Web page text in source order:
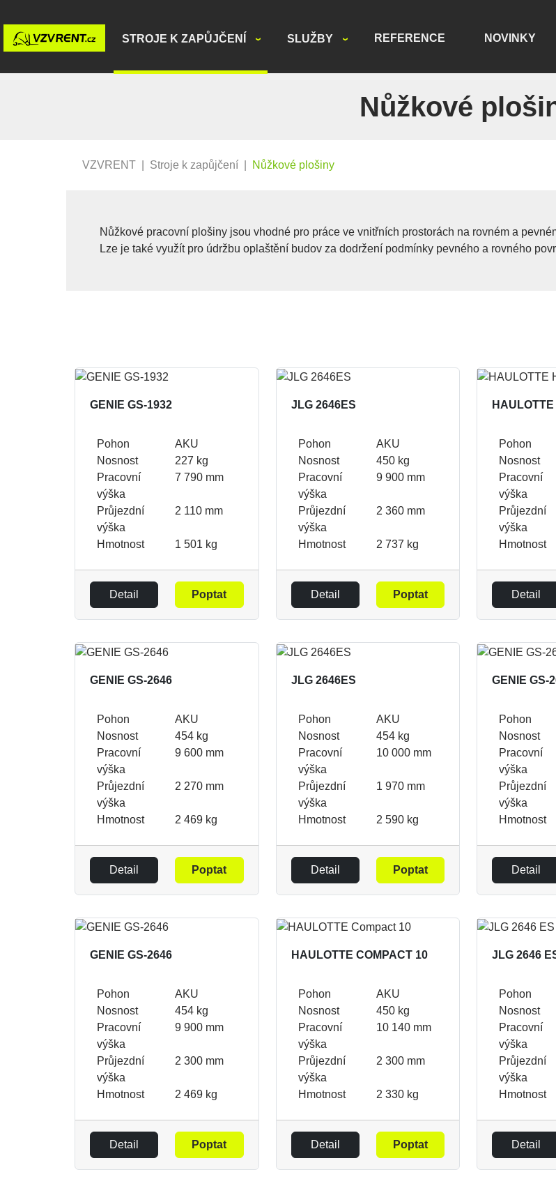
STROJE K ZAPŮJČENÍ SLUŽBY REFERENCE NOVINKY
Nůžkové
VZVRENT Stroje k zapůjčení Nůžkové plošiny
Nůžkové pracovní plošiny jsou vhodné pro práce ve vnitřních prostorách na rovném a
Lze je také využít pro údržbu oplaštění budov za dodržení podmínky pevného a rovného
GENIE GS-1932
Pohon
AKU
Nosnost
227 kg
Pracovní
výška
7 790 mm
Průjezdní
výška
2 110 mm
Hmotnost 1 501 kg
Detail Poptat
JLG 2646ES
Pohon
AKU
Nosnost
450 kg
Pracovní
výška
9 900 mm
Průjezdní
výška
2 360 mm
Hmotnost 2 737 kg
Detail Poptat
Pohon
Nosnost
Pracovní
výška
Průjezdní
výška
Hmotnost
Detail
GENIE GS-2646
Pohon
AKU
Nosnost
454 kg
Pracovní
výška
9 600 mm
Průjezdní
výška
2 270 mm
Hmotnost 2 469 kg
Detail Poptat
JLG 2646ES
Pohon
AKU
Nosnost
454 kg
Pracovní
výška
10 000 mm
Průjezdní
výška
1 970 mm
Hmotnost 2 590 kg
Detail Poptat
GENIE GS-
Pohon
Nosnost
Pracovní
výška
Průjezdní
výška
Hmotnost
Detail
GENIE GS-2646
Pohon
AKU
Nosnost
454 kg
Pracovní
výška
9 900 mm
Průjezdní
výška
2 300 mm
Hmotnost 2 469 kg
Detail Poptat
HAULOTTE COMPACT 10
Pohon
AKU
Nosnost
450 kg
Pracovní
výška
10 140 mm
Průjezdní
výška
2 300 mm
Hmotnost 2 330 kg
Detail Poptat
JLG 2646
Pohon
Nosnost
Pracovní
výška
Průjezdní
výška
Hmotnost
Detail